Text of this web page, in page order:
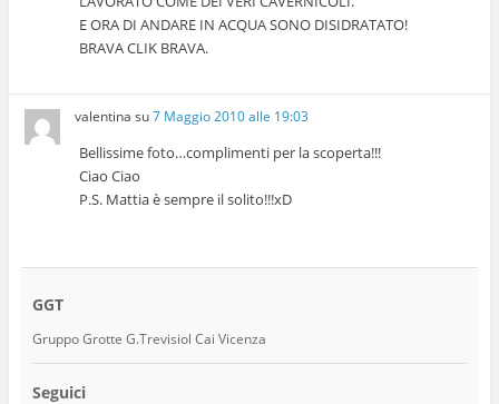
E ORA DI ANDARE IN ACQUA SONO DISIDRATATO!
BRAVA CLIK BRAVA.
valentina su7 Maggio 2010 alle 19:03
Bellissime foto…complimenti per la scoperta!!!
Ciao Ciao
P.S. Mattia è sempre il solito!!!xD
GGT
Gruppo Grotte G.Trevisiol Cai Vicenza
Seguici